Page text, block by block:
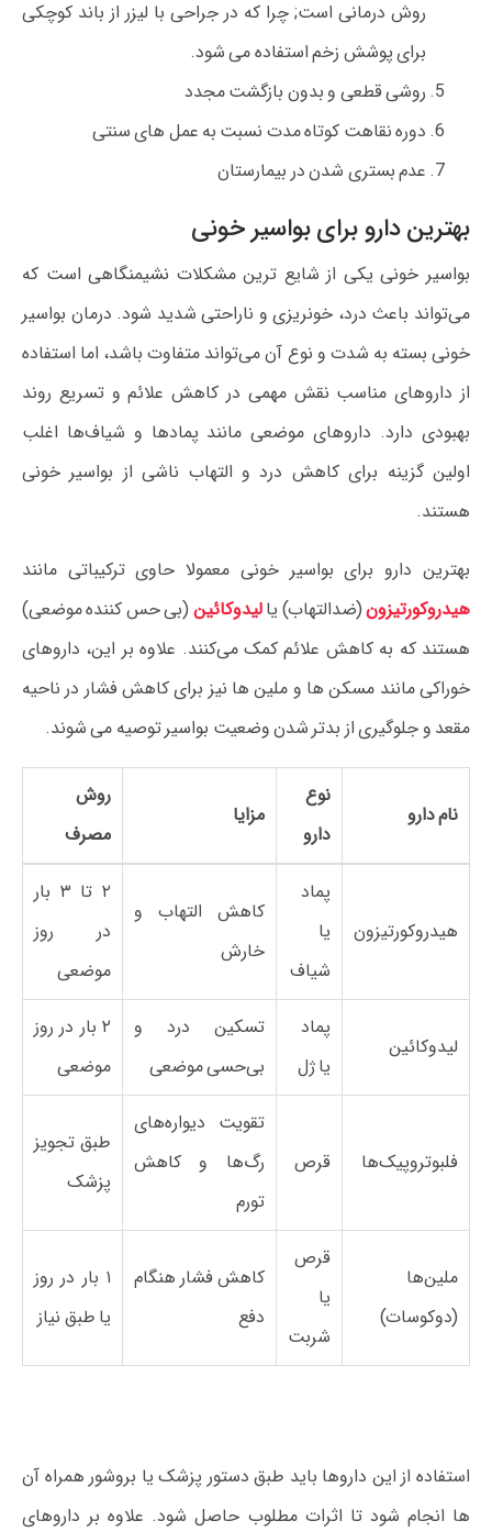
روش درمانی است; چرا که در جراحی با لیزر از باند کوچکی
برای پوشش زخم استفاده می شود.
روشی قطعی و بدون بازگشت مجدد
دوره نقاهت کوتاه مدت نسبت به عمل های سنتی
عدم بستری شدن در بیمارستان
بهترین دارو برای بواسیر خونی
بواسیر خونی یکی از شایع‌ ترین مشکلات نشیمنگاهی است که
می‌تواند باعث درد، خونریزی و ناراحتی شدید شود. درمان بواسیر
خونی بسته به شدت و نوع آن می‌تواند متفاوت باشد، اما استفاده
از داروهای مناسب نقش مهمی در کاهش علائم و تسریع روند
بهبودی دارد. داروهای موضعی مانند پمادها و شیاف‌ها اغلب
اولین گزینه برای کاهش درد و التهاب ناشی از بواسیر خونی
هستند.
بهترین دارو برای بواسیر خونی معمولا حاوی ترکیباتی مانند
هیدروکورتیزون(ضدالتهاب) یالیدوکائین (بی حس کننده موضعی)
هستند که به کاهش علائم کمک می‌کنند. علاوه بر این، داروهای
خوراکی مانند مسکن ها و ملین ها نیز برای کاهش فشار در ناحیه
مقعد و جلوگیری از بدتر شدن وضعیت بواسیر توصیه می شوند.
نام دارو
نوع
دارو
مزایا
روش
مصرف
هیدروکورتیزون
پماد
یا
شیاف
کاهش التهاب و
خارش
۲ تا ۳ بار
در روز
موضعی
لیدوکائین
پماد
یا ژل
تسکین درد و
بی‌حسی موضعی
۲ بار در روز
موضعی
فلبوتروپیک‌ها قرص
تقویت دیواره‌های
رگ‌ها و کاهش
تورم
طبق تجویز
پزشک
ملین‌ها
(دوکوسات)
قرص
یا
شربت
کاهش فشار هنگام
دفع
۱ بار در روز
یا طبق نیاز
استفاده از این داروها باید طبق دستور پزشک یا بروشور همراه آن‌
ها انجام شود تا اثرات مطلوب حاصل شود. علاوه بر داروهای